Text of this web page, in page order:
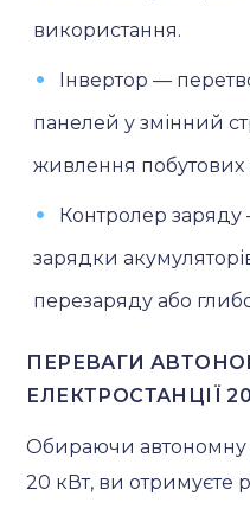
використання.
Інвертор —
панелей у змінний
живлення побутових
Контролер
зарядки
перезаряду або
ПЕРЕВАГИ
ЕЛЕКТРОСТАНЦІЇ
Обираючи автономну
20 кВт, ви отримуєте